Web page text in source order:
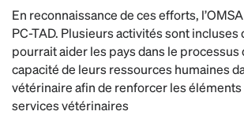
En reconnaissance de ces efforts,
PC-TAD. Plusieurs activités sont incluses
pourrait aider les pays dans le processus
capacité de leurs ressources humaines
vétérinaire afin de renforcer les
services vétérinaires